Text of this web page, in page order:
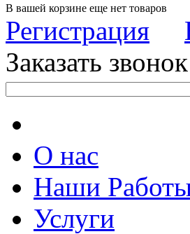
В вашей корзине еще нет товаров
Регистрация
Заказать звонок
О нас
Наши
Услуги